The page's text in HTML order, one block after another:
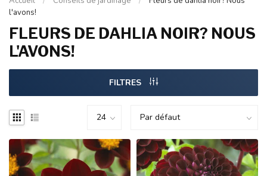
l'avons!
FLEURS DE DAHLIA NOIR? NOUS
L'AVONS!
FILTRES